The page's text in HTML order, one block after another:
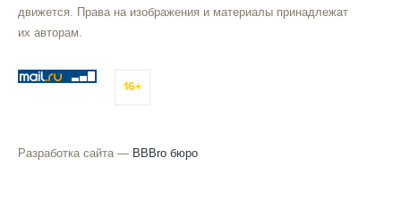
движется. Права на изображения и материалы принадлежат
их авторам.
16+
Разработка сайта — BBBro бюро